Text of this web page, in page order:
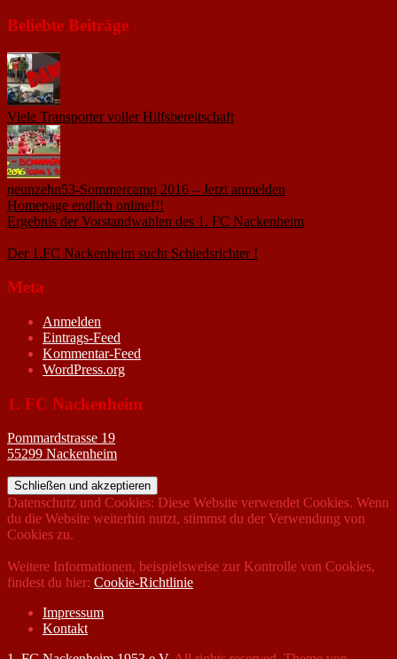
Beliebte Beiträge
Viele Transporter voller Hilfsbereitschaft
neunzehn53-Sommercamp 2016 – Jetzt anmelden
Homepage endlich online!!!
Ergebnis der Vorstandwahlen des 1. FC Nackenheim
Der 1.FC Nackenheim sucht Schiedsrichter !
Meta
Anmelden
Eintrags-Feed
Kommentar-Feed
WordPress.org
1. FC Nackenheim
Pommardstrasse 19
55299 Nackenheim
Datenschutz und Cookies: Diese Website verwendet Cookies. Wenn
du die Website weiterhin nutzt, stimmst du der Verwendung von
Cookies zu.
Weitere Informationen, beispielsweise zur Kontrolle von Cookies,
findest du hier: Cookie-Richtlinie
Impressum
Kontakt